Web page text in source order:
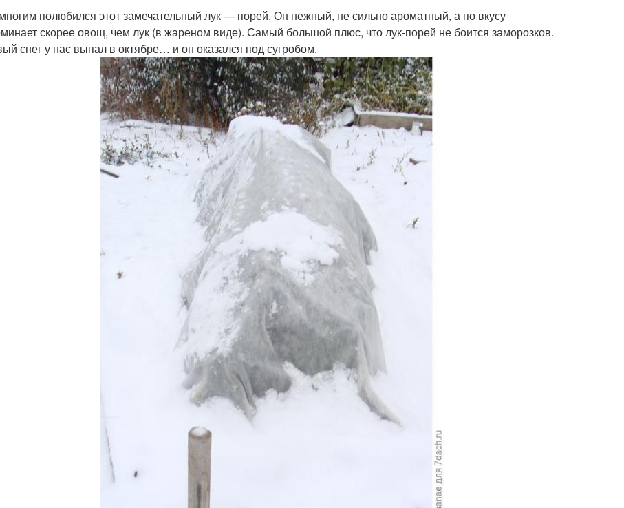
полюбился этот замечательный лук — порей. Он нежный, не сильно ароматный, а по вкусу
скорее овощ, чем лук (в жареном виде). Самый большой плюс, что лук-порей не боится заморозков.
снег у нас выпал в октябре… и он оказался под сугробом.